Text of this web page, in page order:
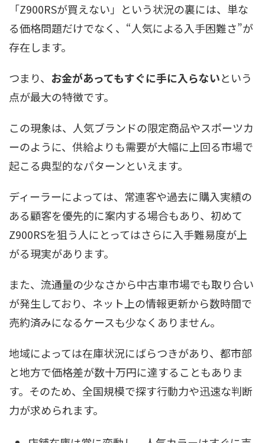
「Z900RSが買えない」という状況の裏には、単な
る価格問題だけでなく、“人気による入手困難さ”が
存在します。
つまり、 お金があってもすぐに手に入らないという
点が最大の特徴です。
この現象は、人気ブランドの限定商品やスポーツカ
ーのように、供給よりも需要が大幅に上回る市場で
起こる典型的なパターンといえます。
ディーラーによっては、常連客や過去に購入実績の
ある顧客を優先的に案内する場合もあり、初めて
Z900RSを狙う人にとってはさらに入手難易度が上
がる現実があります。
また、流通量の少なさから中古車市場でも取り合い
が発生しており、ネット上の情報更新から数時間で
売約済みになるケースも少なくありません。
地域によっては在庫状況にばらつきがあり、都市部
と地方で価格差が数十万円に達することもありま
す。そのため、全国規模で探す行動力や迅速な判断
力が求められます。